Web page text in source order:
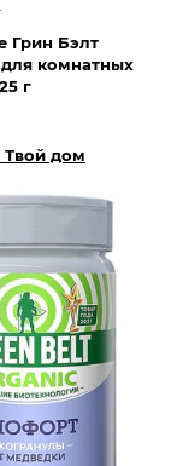
Грин Бэлт
комнатных
г
Твой дом